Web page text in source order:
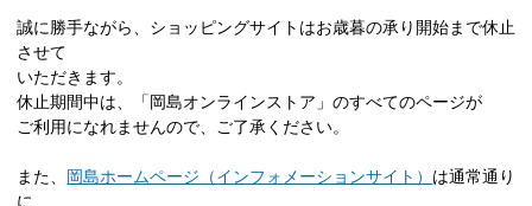
誠に勝手ながら、ショッピングサイトはお歳暮の承り開始まで休止
させて
いただきます。
休止期間中は、「岡島オンラインストア」のすべてのページが
ご利用になれませんので、ご了承ください。
また、 岡島ホームページ（インフォメーションサイト） は通常通り
に